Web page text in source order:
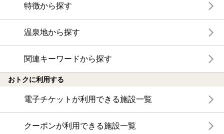
特徴から探す
温泉地から探す
関連キーワードから探す
おトクに利用する
電子チケットが利用できる施設一覧
クーポンが利用できる施設一覧